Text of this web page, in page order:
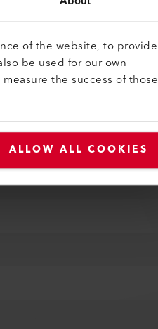
of the website, to provide
be used for our own
the success of those
ALLOW ALL COOKIES